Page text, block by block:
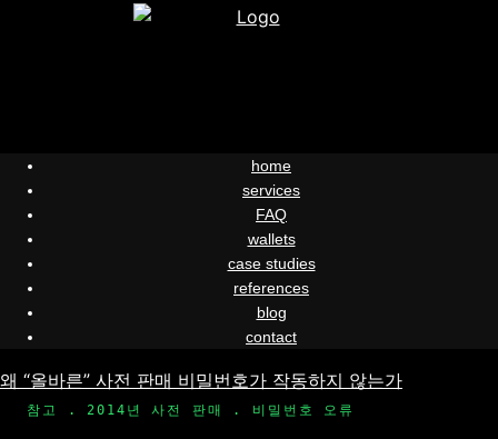
home
services
FAQ
wallets
case studies
references
blog
contact
왜 “올바른” 사전 판매 비밀번호가 작동하지 않는가
참고 . 2014년 사전 판매 . 비밀번호 오류